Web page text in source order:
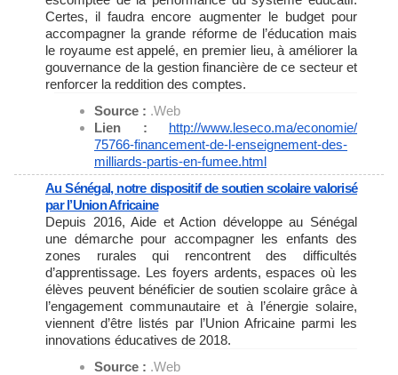
Certes, il faudra encore augmenter le budget pour
accompagner la grande réforme de l’éducation mais
le royaume est appelé, en premier lieu, à améliorer la
gouvernance de la gestion financière de ce secteur et
renforcer la reddition des comptes.
Source : .Web
Lien : http://www.leseco.ma/economie/
75766-financement-de-l-enseignement-des-
milliards-partis-en-fumee.html
Au Sénégal, notre dispositif de soutien scolaire valorisé
par l’Union Africaine
Depuis 2016, Aide et Action développe au Sénégal
une démarche pour accompagner les enfants des
zones rurales qui rencontrent des difficultés
d’apprentissage. Les foyers ardents, espaces où les
élèves peuvent bénéficier de soutien scolaire grâce à
l’engagement communautaire et à l’énergie solaire,
viennent d’être listés par l’Union Africaine parmi les
innovations éducatives de 2018.
Source : .Web